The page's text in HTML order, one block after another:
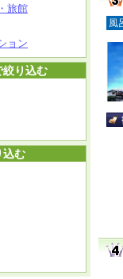
風
旅館
ョン
絞り込む
込む